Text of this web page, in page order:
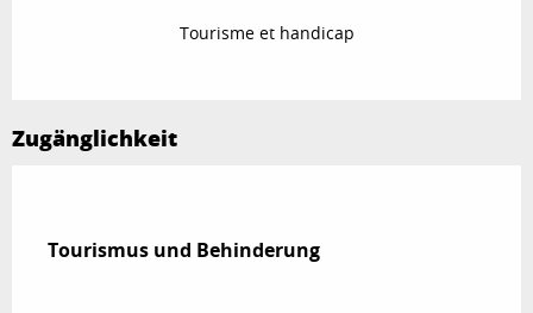
Tourisme et handicap
Zugänglichkeit
Tourismus und Behinderung
Tourismus und Behinderung